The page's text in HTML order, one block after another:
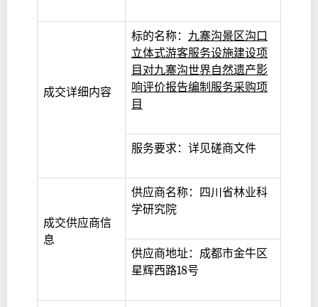
成交详细内容
标的名称： 九寨沟景区沟口
立体式游客服务设施建设项
目对九寨沟世界自然遗产影
响评价报告编制服务采购项
目
服务要求：详见磋商文件
成交供应商信
息
供应商名称：四川省林业科
学研究院
供应商地址：成都市金牛区
星辉西路18号